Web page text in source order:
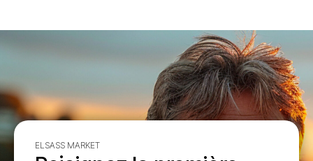
ELSASS MARKET